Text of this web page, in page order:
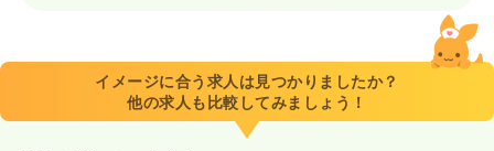
イメージに合う求人は見つかりましたか？
他の求人も比較してみましょう！